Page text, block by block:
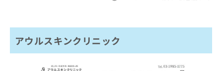
アウルスキンクリニック